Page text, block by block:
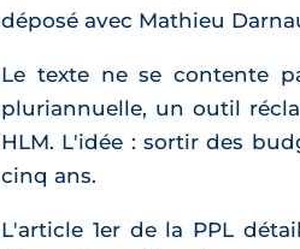
déposé avec Mathieu
Le texte ne se contente
pluriannuelle, un outil
HLM. L'idée : sortir des
cinq ans.
L'article 1er de la PPL